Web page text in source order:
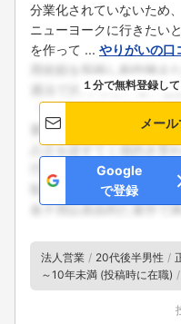
分業化されていないため
ニューヨークに行きたい
を作って ... やりがいの口
１分で無料登録し
メー
Google
で登録
法人営業 20代後半男性
～10年未満 (投稿時に在職)